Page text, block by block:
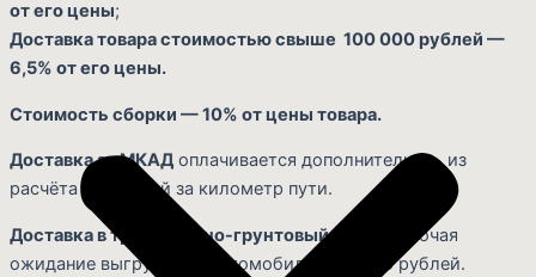
от его цены;
Доставка товара стоимостью свыше 100 000 рублей —
6,5% от его цены.
Стоимость сборки — 10% от цены товара.
Доставка за МКАД оплачивается дополнительно, из
расчёта 50 рублей за километр пути.
Доставка в транспортно-грунтовый узел
(включая
ожидание выгрузки из автомобиля) — 1 000 рублей.